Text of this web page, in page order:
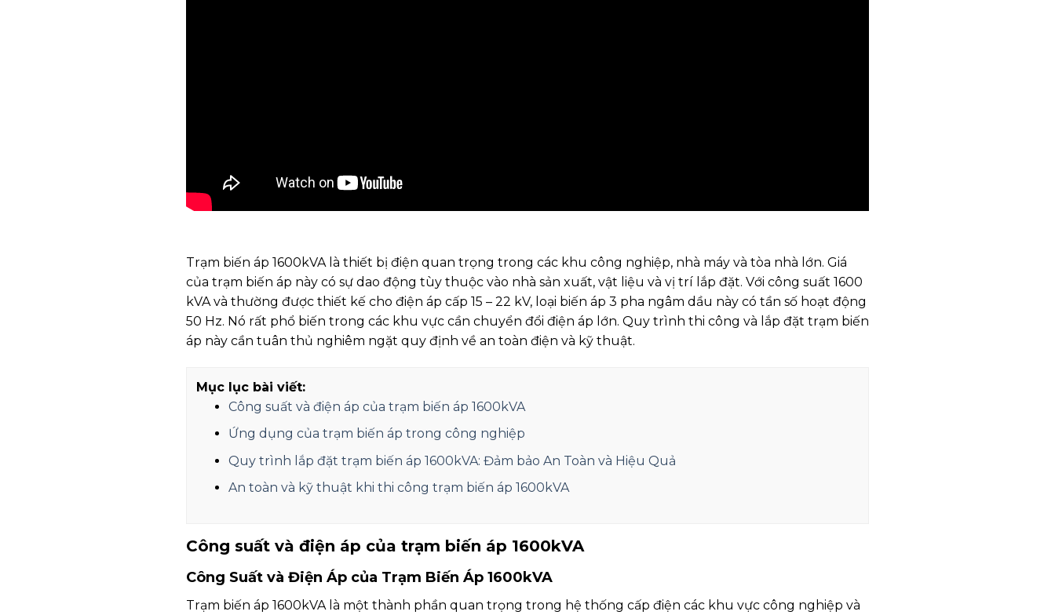
Trạm biến áp 1600kVA là thiết bị điện quan trọng trong các khu công nghiệp, nhà máy và tòa nhà lớn. Giá
của trạm biến áp này có sự dao động tùy thuộc vào nhà sản xuất, vật liệu và vị trí lắp đặt. Với công suất 1600
kVA và thường được thiết kế cho điện áp cấp 15 – 22 kV, loại biến áp 3 pha ngâm dầu này có tần số hoạt động
50 Hz. Nó rất phổ biến trong các khu vực cần chuyển đổi điện áp lớn. Quy trình thi công và lắp đặt trạm biến
áp này cần tuân thủ nghiêm ngặt quy định về an toàn điện và kỹ thuật.
Mục lục bài viết:
Công suất và điện áp của trạm biến áp 1600kVA
Ứng dụng của trạm biến áp trong công nghiệp
Quy trình lắp đặt trạm biến áp 1600kVA: Đảm bảo An Toàn và Hiệu Quả
An toàn và kỹ thuật khi thi công trạm biến áp 1600kVA
Công suất và điện áp của trạm biến áp 1600kVA
Công Suất và Điện Áp của Trạm Biến Áp 1600kVA
Trạm biến áp 1600kVA là một thành phần quan trọng trong hệ thống cấp điện các khu vực công nghiệp và